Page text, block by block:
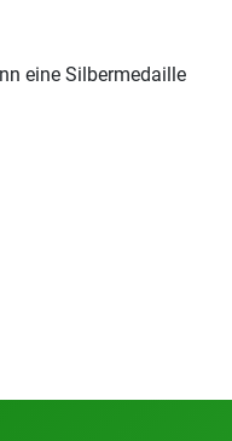
eine Silbermedaille